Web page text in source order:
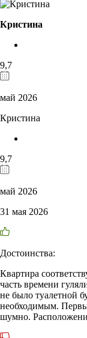
Кристина
9,7
май 2026
Кристина
9,7
май 2026
31 мая 2026
Достоинства:
Квартира
часть времени
не было туалетной
необходимым.
шумно.